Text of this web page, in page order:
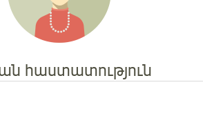
հաստատություն